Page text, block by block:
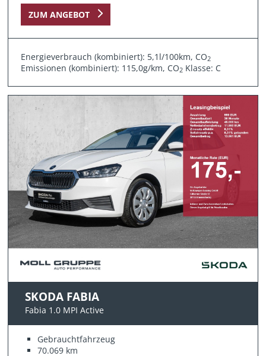
ZUM ANGEBOT
Energieverbrauch (kombiniert): 5,1l/100km, CO2
Emissionen (kombiniert): 115,0g/km, CO2 Klasse: C
SKODA FABIA
Fabia 1.0 MPI Active
Gebrauchtfahrzeug
70.069 km